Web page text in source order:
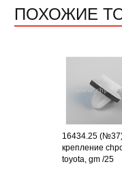
ПОХОЖИЕ
16434.25
крепление
toyota, gm /25